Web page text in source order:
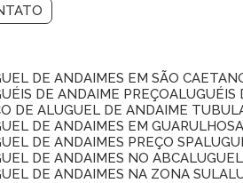
DE ANDAIMES EM SÃO
DE ANDAIME PREÇO
DE ALUGUEL DE ANDAIME
DE ANDAIMES EM GUARULHOS
DE ANDAIMES PREÇO SP
DE ANDAIMES NO ABC
DE ANDAIMES NA ZONA SUL